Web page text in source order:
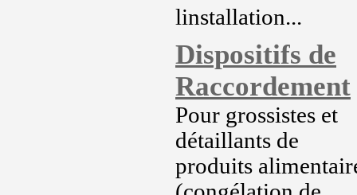
linstallation...
Dispositifs de
Raccordement
Pour grossistes et
détaillants de
produits